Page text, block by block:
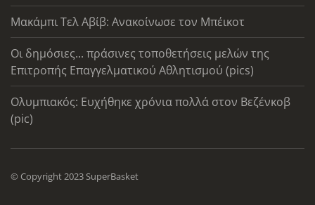
Μακάμπι Τελ Αβίβ: Ανακοίνωσε τον Μπέικοτ
Οι δημόσιες... πράσινες τοποθετήσεις μελών της
Επιτροπής Επαγγελματικού Αθλητισμού (pics)
Ολυμπιακός: Ευχήθηκε χρόνια πολλά στον Βεζένκοβ
(pic)
© Copyright 2023 SuperBasket